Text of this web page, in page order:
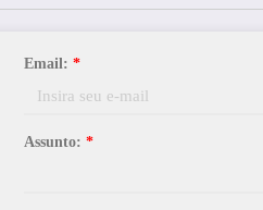
Email: *
Assunto: *